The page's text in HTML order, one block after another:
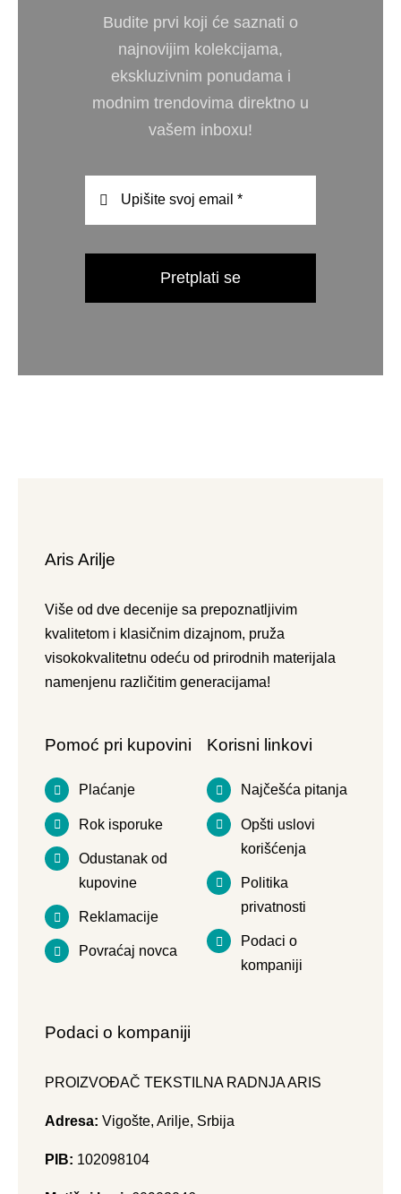
Budite prvi koji će saznati o
najnovijim kolekcijama,
ekskluzivnim ponudama i
modnim trendovima direktno u
vašem inboxu!
Pretplati se
Aris Arilje
Više od dve decenije sa prepoznatljivim
kvalitetom i klasičnim dizajnom, pruža
visokokvalitetnu odeću od prirodnih materijala
namenjenu različitim generacijama!
Pomoć pri kupovini
Plaćanje
Rok isporuke
Odustanak od
kupovine
Reklamacije
Povraćaj novca
Korisni linkovi
Najčešća pitanja
Opšti uslovi
korišćenja
Politika
privatnosti
Podaci o
kompaniji
Podaci o kompaniji
PROIZVOĐAČ TEKSTILNA RADNJA ARIS
Adresa: Vigošte, Arilje, Srbija
PIB: 102098104